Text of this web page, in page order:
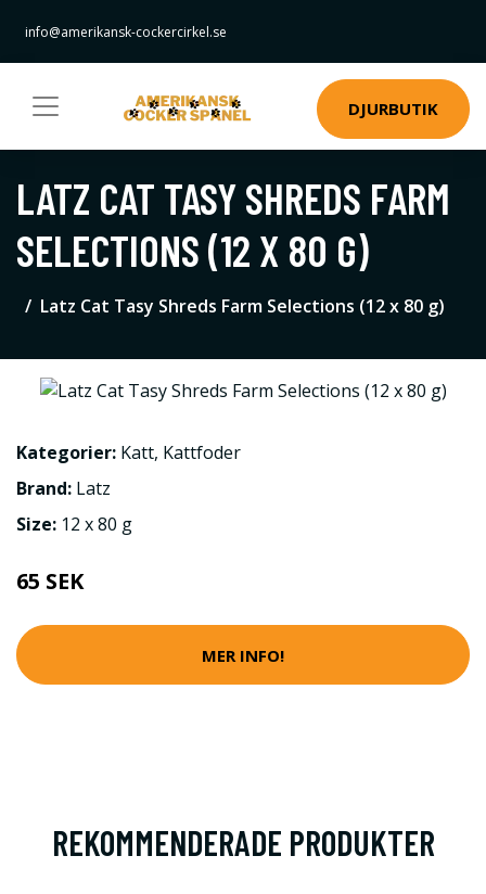
info@amerikansk-cockercirkel.se
DJURBUTIK
LATZ CAT TASY SHREDS FARM
SELECTIONS (12 X 80 G)
Latz Cat Tasy Shreds Farm Selections (12 x 80 g)
Kategorier: Katt, Kattfoder
Brand: Latz
Size: 12 x 80 g
65 SEK
MER INFO!
REKOMMENDERADE PRODUKTER